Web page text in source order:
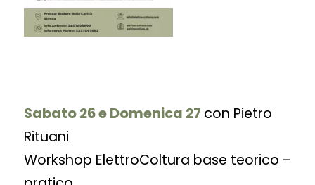
Sabato 26 e Domenica 27 con Pietro
Rituani
Workshop ElettroColtura base teorico –